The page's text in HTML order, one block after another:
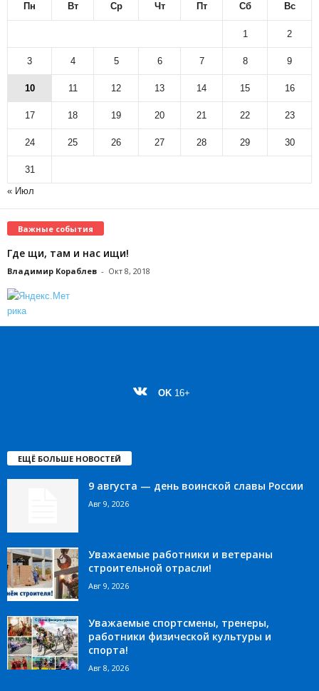
Пн Вт Ср Чт Пт Сб Вс
1 2
3 4 5 6 7 8 9
10 11 12 13 14 15 16
17 18 19 20 21 22 23
24 25 26 27 28 29 30
31
« Июл
Важные события
Где щи, там и нас ищи!
Владимир Кораблев - Окт 8, 2018
OK 16+
ЕЩЁ БОЛЬШЕ НОВОСТЕЙ
9 августа — день воинской славы России
Авг 9, 2026
Уважаемые работники и ветераны
строительной отрасли!
Авг 9, 2026
Уважаемые спортсмены, тренеры,
работники физической культуры и
спорта!
Авг 8, 2026